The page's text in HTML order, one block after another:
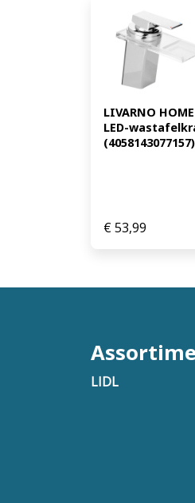
LIVARNO HOME
LED-
(4058143077157)
€53,99
LIDL